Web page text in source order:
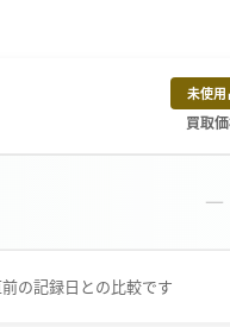
未使
買取
－
の記録日との比較です